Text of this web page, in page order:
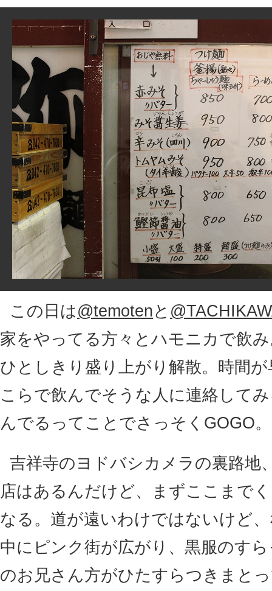
この日は@temotenと
家をやってる方々とハモニカで飲
ひとしきり盛り上がり解散。時間
こらで飲んでそうな人に連絡して
んでるってことでさっそくGOGO。
吉祥寺のヨドバシカメラの裏路地
店はあるんだけど、まずここまで
なる。道が遠いわけではないけど
中にピンク街が広がり、黒服のす
のお兄さん方がひたすらつきまと